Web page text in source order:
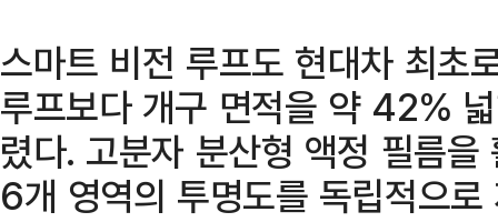
스마트 비전 루프도 현대차 최초
루프보다 개구 면적을 약 42%
렸다. 고분자 분산형 액정 필름
6개 영역의 투명도를 독립적으